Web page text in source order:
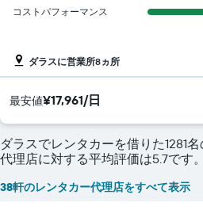
コストパフォーマンス
ダラスに営業所8ヵ所
​最安値¥17,961/日
ダラスでレンタカーを借りた1281
代理店に対する平均評価は5.7です。
38軒のレンタカー代理店をすべて表示